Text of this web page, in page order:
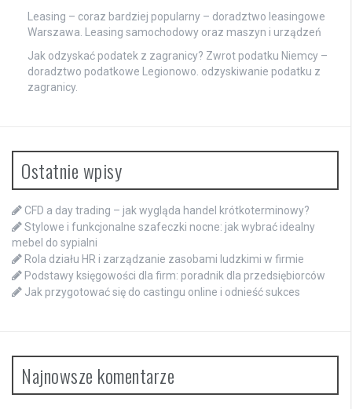
Leasing – coraz bardziej popularny – doradztwo leasingowe
Warszawa. Leasing samochodowy oraz maszyn i urządzeń
Jak odzyskać podatek z zagranicy? Zwrot podatku Niemcy –
doradztwo podatkowe Legionowo. odzyskiwanie podatku z
zagranicy.
Ostatnie wpisy
CFD a day trading – jak wygląda handel krótkoterminowy?
Stylowe i funkcjonalne szafeczki nocne: jak wybrać idealny
mebel do sypialni
Rola działu HR i zarządzanie zasobami ludzkimi w firmie
Podstawy księgowości dla firm: poradnik dla przedsiębiorców
Jak przygotować się do castingu online i odnieść sukces
Najnowsze komentarze